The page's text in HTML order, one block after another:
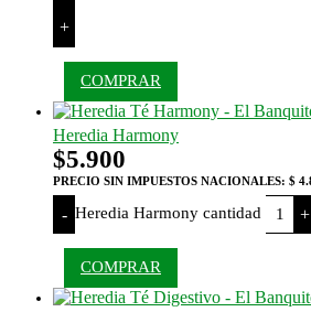
+
COMPRAR
Heredia Harmony
$5.900
PRECIO SIN IMPUESTOS NACIONALES: $
- Heredia Harmony cantidad +
COMPRAR